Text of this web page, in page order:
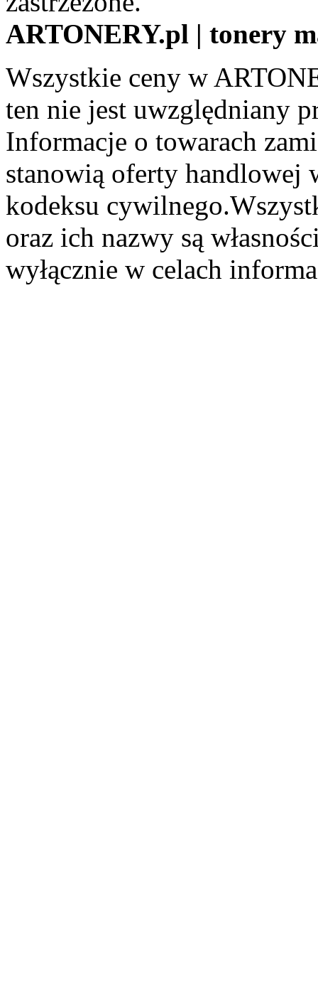
ARTONERY.pl | tonery
Wszystkie ceny w
ten nie jest uwzględniany
Informacje o towarach
stanowią oferty
kodeksu
oraz ich nazwy są
wyłącznie w celach